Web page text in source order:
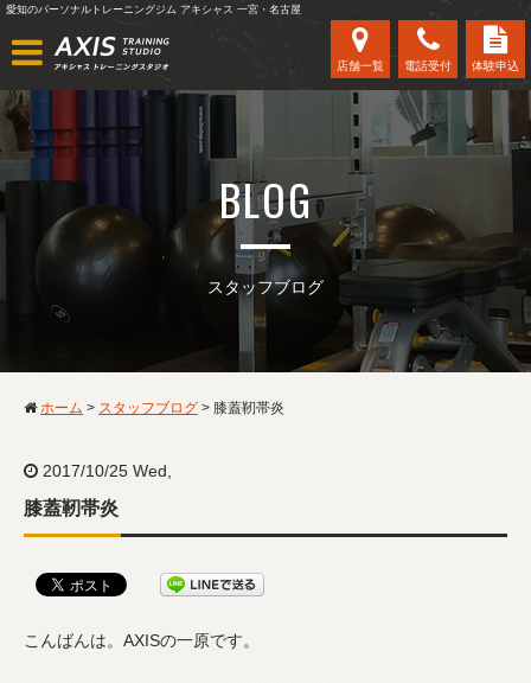
愛知のパーソナルトレーニングジム アキシャス 一宮・名古屋
店舗一覧 電話受付 体験申込
BLOG
スタッフブログ
ホーム > スタッフブログ > 膝蓋靭帯炎
2017/10/25 Wed,
膝蓋靭帯炎
こんばんは。AXISの一原です。